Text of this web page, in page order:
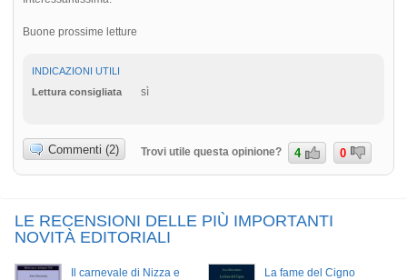
Buone prossime letture
INDICAZIONI UTILI
Lettura consigliata
sì
Commenti (2) Trovi utile questa opinione? 4 0
LE RECENSIONI DELLE PIÙ IMPORTANTI
NOVITÀ EDITORIALI
Il carnevale di Nizza e
La fame del Cigno